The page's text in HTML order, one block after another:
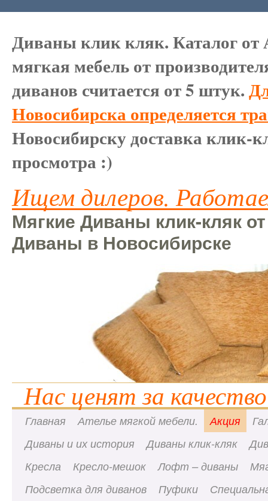
Диваны клик кляк. Каталог
мягкая мебель от
диванов считается от 5 штук.
Новосибирска определяется
Новосибирску доставка клик-
просмотра :)
Ищем дилеров.
Мягкие Диваны клик-кляк
Диваны в Новосибирске
Нас ценят за
Главная Ателье мягкой мебели. Акция
Диваны и их история
Диваны клик-кляк
Кресла
Кресло-мешок Лофт – диваны
Подсветка для диванов
Пуфики